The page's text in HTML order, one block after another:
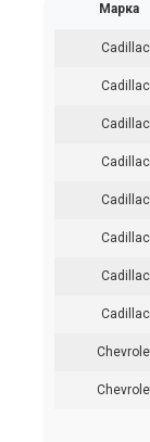
Марка
Cadillac
Cadillac
Cadillac
Cadillac
Cadillac
Cadillac
Cadillac
Cadillac